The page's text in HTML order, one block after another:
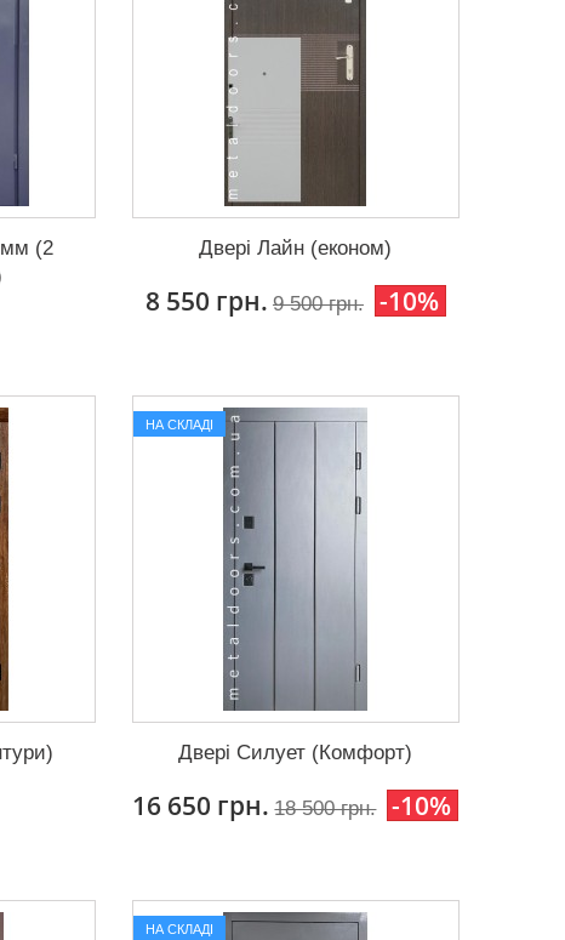
мм (2
Двері Лайн (економ)
8 550 грн. 9 500 грн. -10%
НА СКЛАДІ
Двері Силует (Комфорт)
16 650 грн. 18 500 грн. -10%
НА СКЛАДІ